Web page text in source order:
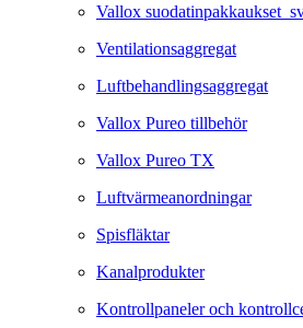
Vallox
Ventilationsaggregat
Luftbehandlingsaggregat
Vallox Pureo tillbehör
Vallox Pureo TX
Luftvärmeanordningar
Spisfläktar
Kanalprodukter
Kontrollpaneler och